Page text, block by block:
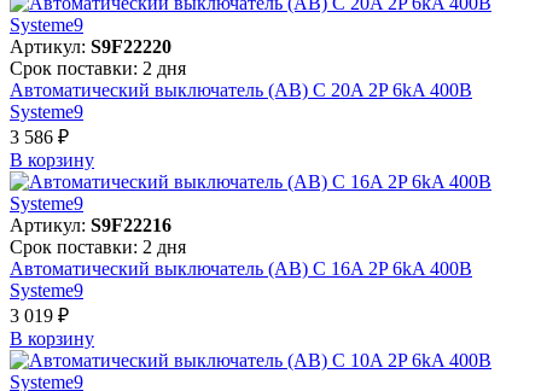
Артикул: S9F22220
Срок поставки: 2 дня
Автоматический выключатель (АВ) C 20A 2P 6kA 400В
Systeme9
3 586 ₽
В корзинy
Артикул: S9F22216
Срок поставки: 2 дня
Автоматический выключатель (АВ) C 16A 2P 6kA 400В
Systeme9
3 019 ₽
В корзинy